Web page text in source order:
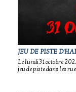
JEU DE PISTE
Le lundi 31 octobre
jeu de piste dans les